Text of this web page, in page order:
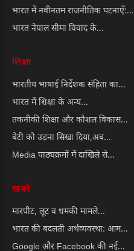
भारत में नवीनतम राजनीतिक घटनाएँ:...
भारत नेपाल सीमा विवाद के...
शिक्षा
भारतीय भाषाई निर्देशक संहिता का...
भारत में शिक्षा के अन्य...
तकनीकी शिक्षा और कौशल विकास...
बेटी को उड़ना सिखा दिया,अब...
Media पाठ्यक्रमों में दाखिले से...
खबरें
मारपीट, लूट व धमकी मामले...
भारत की बदलती अर्थव्यवस्था: आम...
Google और Facebook की नई...